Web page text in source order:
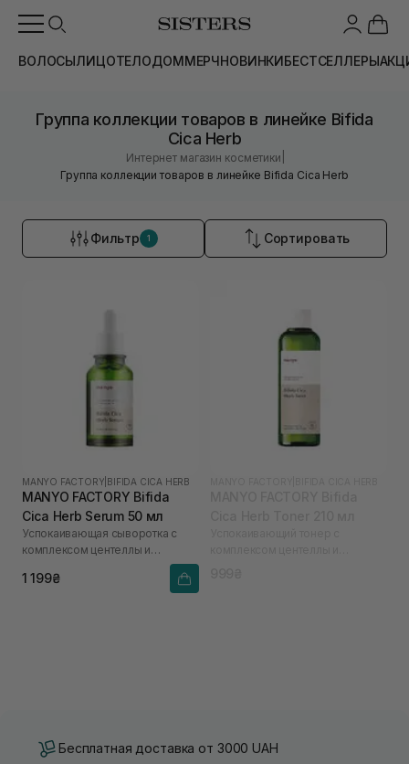
ВОЛОСЫЛИЦОТЕЛОДОММЕРЧНОВИНКИБЕСТСЕЛЛЕРЫ
Группа коллекции товаров в линейке Bifida
Cica Herb
Интернет магазин косметики
Группа коллекции товаров в линейке Bifida Cica Herb
Фильтр 1 Сортировать
MANYO FACTORY BIFIDA CICA HERB
MANYO FACTORY Bifida
Cica Herb Serum 50 мл
Успокаивающая сыворотка с
комплексом центеллы и
бифидобактериями Bifida Cica
Herb Serum 50 ml
1 199₴
Бесплатная доставка от 3000 UAH